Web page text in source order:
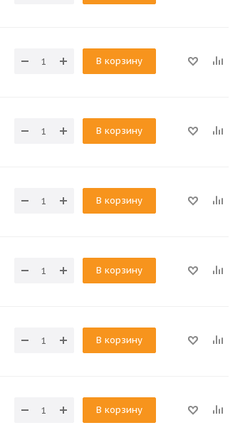
В корзину
В корзину
В корзину
В корзину
В корзину
В корзину